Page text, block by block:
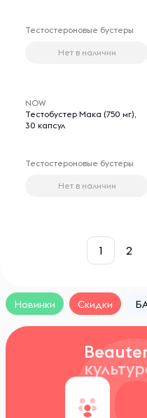
Тестостероновые бустеры
Нет в наличии
NOW
Тестобустер Мака (750 мг),
30 капсул
Тестостероновые бустеры
Нет в наличии
1 2
Новинки Скидки